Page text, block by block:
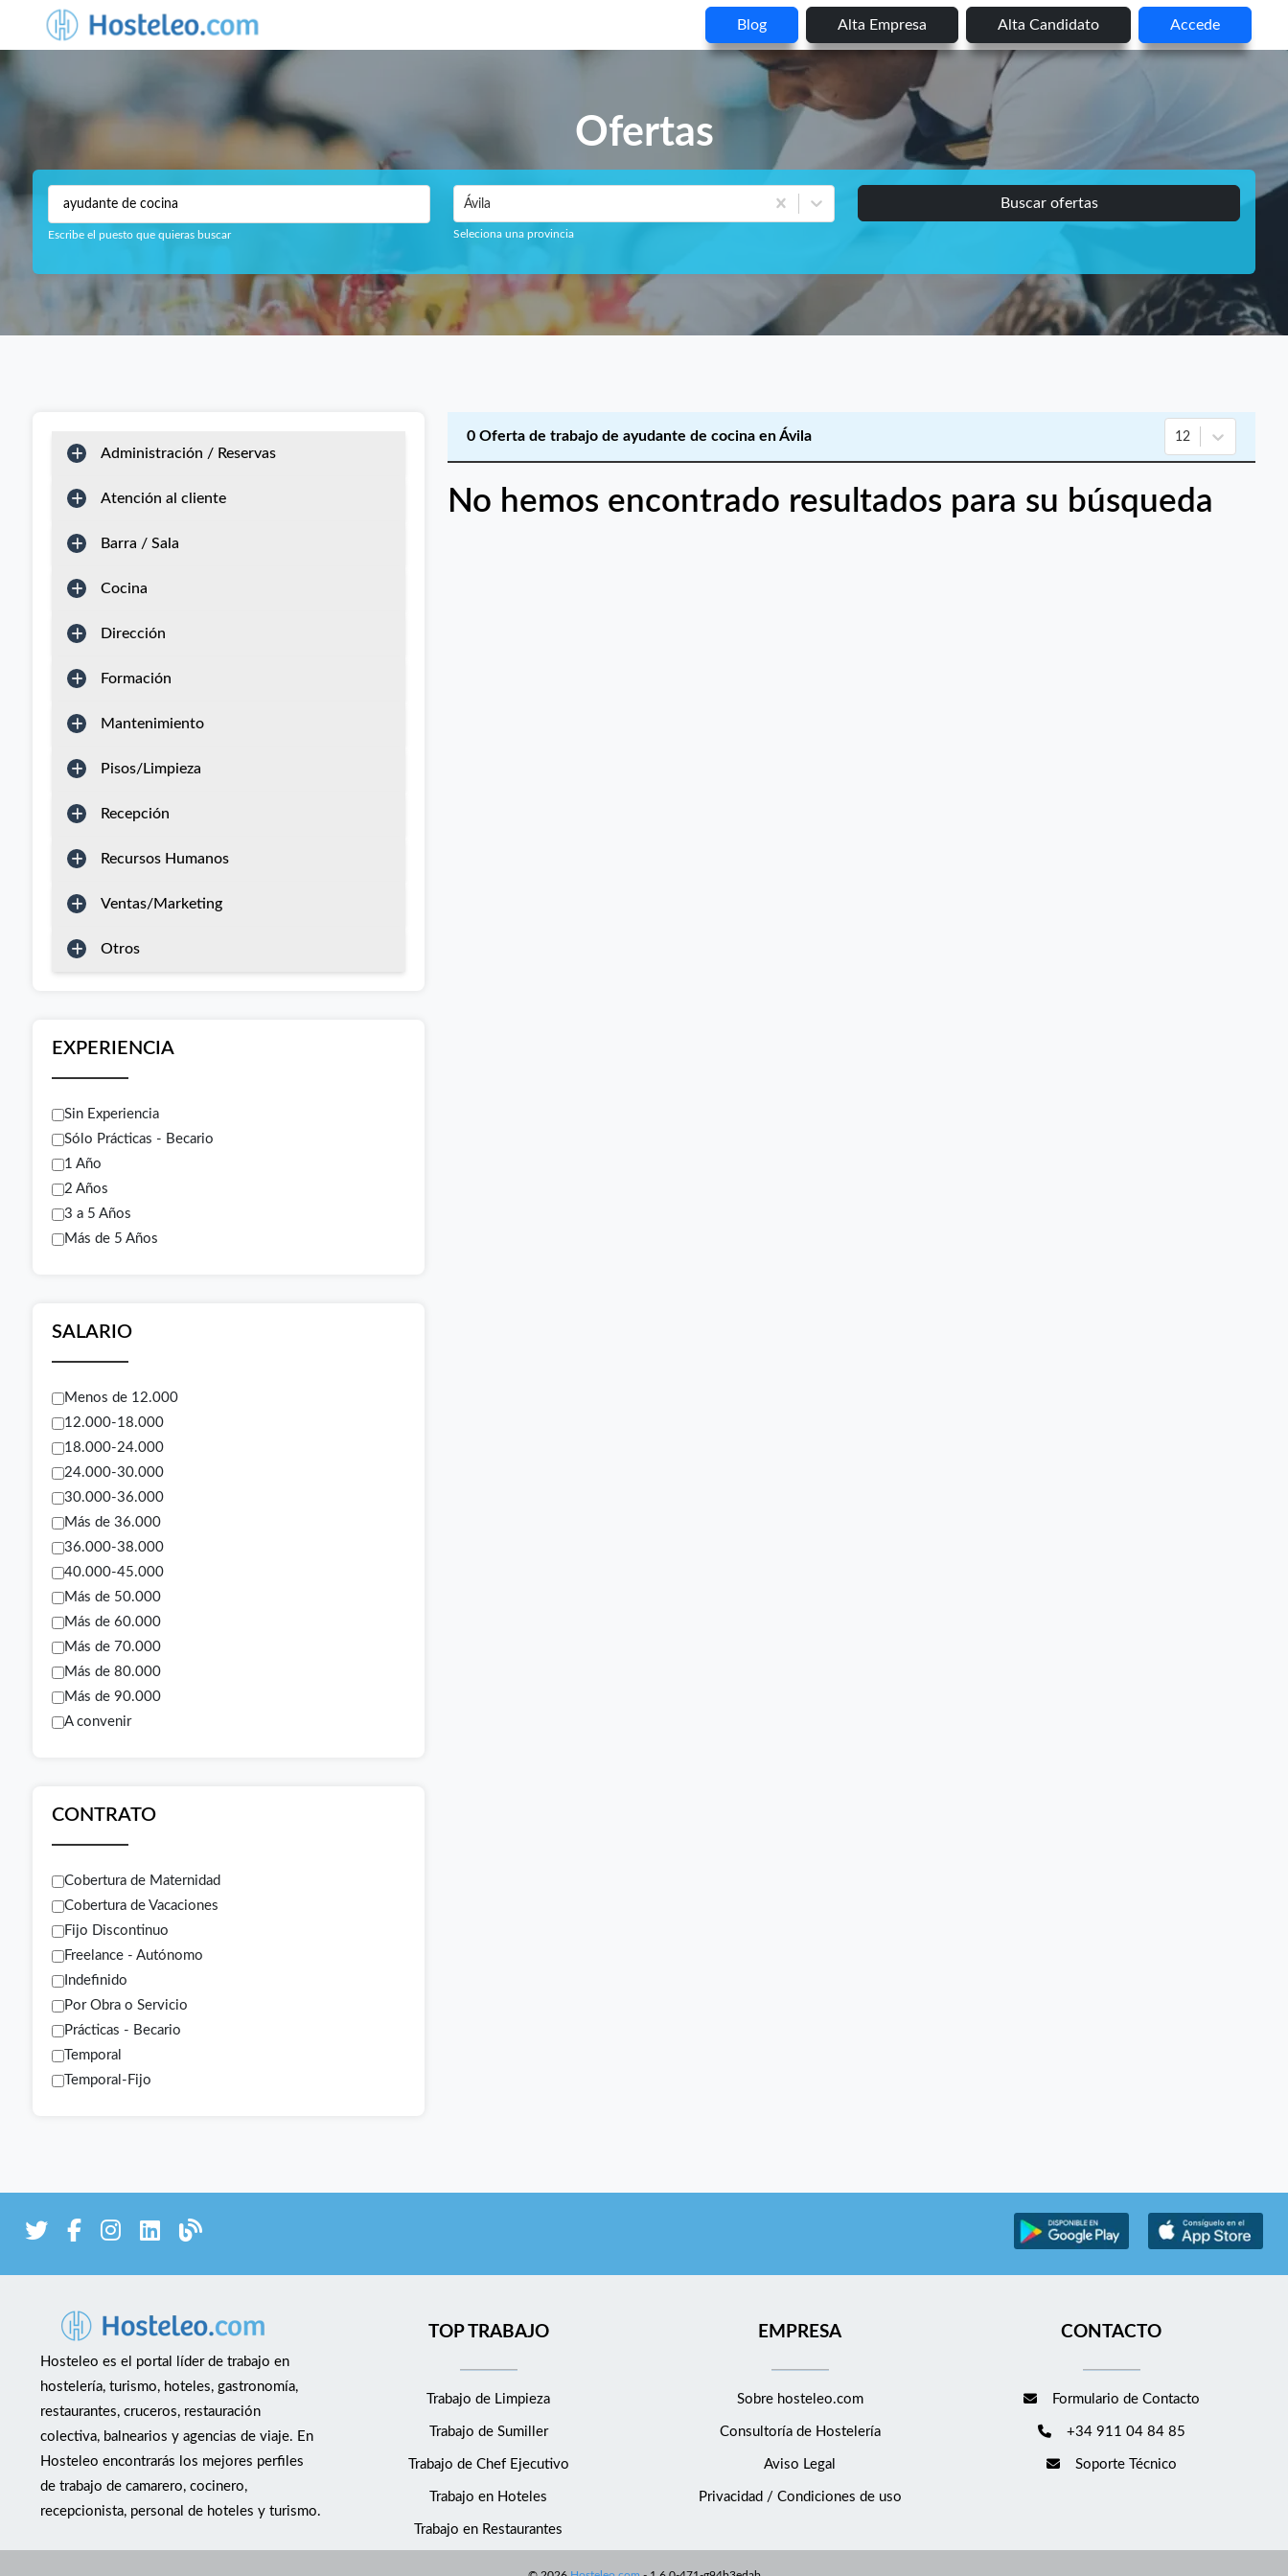
Blog Alta Empresa Alta Candidato Accede
Ofertas
Escribe el puesto que quieras buscar
Ávila
Seleciona una provincia
Buscar ofertas
Administración / Reservas
Atención al cliente
Barra / Sala
Cocina
Dirección
Formación
Mantenimiento
Pisos/Limpieza
Recepción
Recursos Humanos
Ventas/Marketing
Otros
EXPERIENCIA
Sin Experiencia
Sólo Prácticas - Becario
1 Año
2 Años
3 a 5 Años
Más de 5 Años
SALARIO
Menos de 12.000
12.000-18.000
18.000-24.000
24.000-30.000
30.000-36.000
Más de 36.000
36.000-38.000
40.000-45.000
Más de 50.000
Más de 60.000
Más de 70.000
Más de 80.000
Más de 90.000
A convenir
CONTRATO
Cobertura de Maternidad
Cobertura de Vacaciones
Fijo Discontinuo
Freelance - Autónomo
Indefinido
Por Obra o Servicio
Prácticas - Becario
Temporal
Temporal-Fijo
0 Oferta de trabajo de ayudante de cocina en Ávila 12
No hemos encontrado resultados para su búsqueda
Hosteleo es el portal líder de trabajo en
hostelería, turismo, hoteles, gastronomía,
restaurantes, cruceros, restauración
colectiva, balnearios y agencias de viaje. En
Hosteleo encontrarás los mejores perfiles
de trabajo de camarero, cocinero,
recepcionista, personal de hoteles y turismo.
TOP TRABAJO
Trabajo de Limpieza
Trabajo de Sumiller
Trabajo de Chef Ejecutivo
Trabajo en Hoteles
Trabajo en Restaurantes
EMPRESA
Sobre hosteleo.com
Consultoría de Hostelería
Aviso Legal
Privacidad / Condiciones de uso
CONTACTO
Formulario de Contacto
+34 911 04 84 85
Soporte Técnico